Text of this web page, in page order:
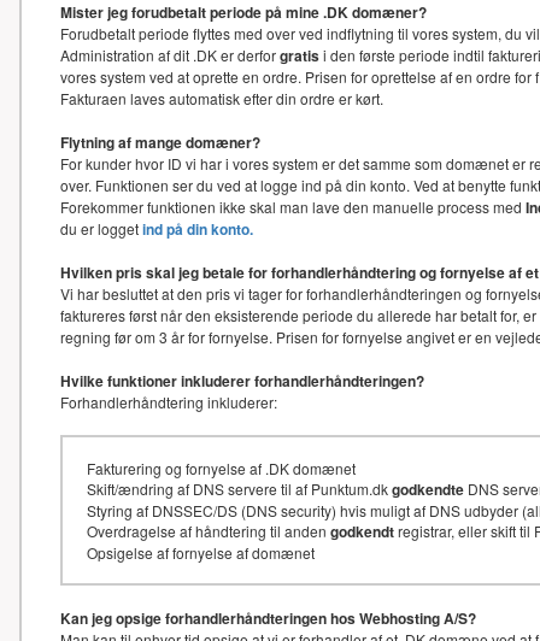
Mister jeg forudbetalt periode på mine .DK domæner?
Forudbetalt periode flyttes med over ved indflytning til vores system,
Administration af dit .DK er derforgratisi den første periode indtil
vores system ved at oprette en ordre. Prisen for oprettelse af en ordre
Fakturaen laves automatisk efter din ordre er kørt.
Flytning af mange domæner?
For kunder hvor ID vi har i vores system er det samme som domænet
over. Funktionen ser du ved at logge ind på din konto. Ved at benytte
Forekommer funktionen ikke skal man lave den manuelle process med
du er loggetind på din konto.
Hvilken pris skal jeg betale for forhandlerhåndtering og fornyelse af
Vi har besluttet at den pris vi tager for forhandlerhåndteringen og
faktureres først når den eksisterende periode du allerede har betalt for,
regning før om 3 år for fornyelse. Prisen for fornyelse angivet er en
Hvilke funktioner inkluderer forhandlerhåndteringen?
Forhandlerhåndtering inkluderer:
Fakturering og fornyelse af .DK domænet
Skift/ændring af DNS servere til af Punktum.dkgodkendte DNS
Styring af DNSSEC/DS (DNS security) hvis muligt af DNS udbyder
Overdragelse af håndtering til anden godkendtregistrar, eller skift til
Opsigelse af fornyelse af domænet
Kan jeg opsige forhandlerhåndteringen hos Webhosting A/S?